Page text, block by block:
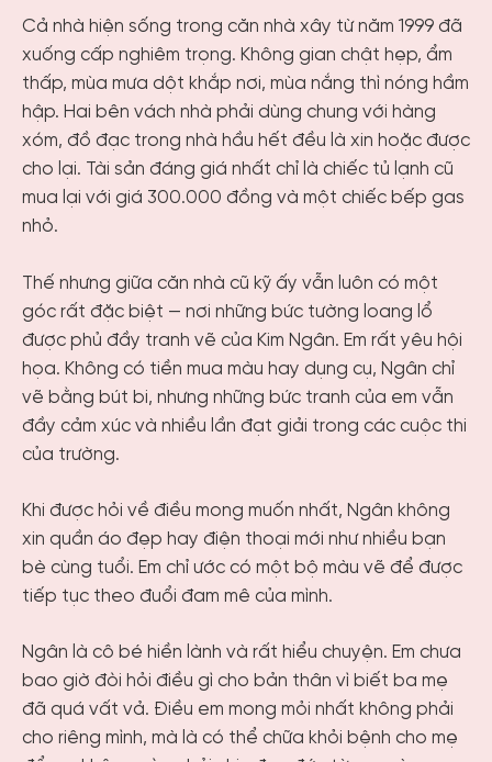
Cả nhà hiện sống trong căn nhà xây từ năm 1999 đã
xuống cấp nghiêm trọng. Không gian chật hẹp, ẩm
thấp, mùa mưa dột khắp nơi, mùa nắng thì nóng hầm
hập. Hai bên vách nhà phải dùng chung với hàng
xóm, đồ đạc trong nhà hầu hết đều là xin hoặc được
cho lại. Tài sản đáng giá nhất chỉ là chiếc tủ lạnh cũ
mua lại với giá 300.000 đồng và một chiếc bếp gas
nhỏ.
Thế nhưng giữa căn nhà cũ kỹ ấy vẫn luôn có một
góc rất đặc biệt — nơi những bức tường loang lổ
được phủ đầy tranh vẽ của Kim Ngân. Em rất yêu hội
họa. Không có tiền mua màu hay dụng cụ, Ngân chỉ
vẽ bằng bút bi, nhưng những bức tranh của em vẫn
đầy cảm xúc và nhiều lần đạt giải trong các cuộc thi
của trường.
Khi được hỏi về điều mong muốn nhất, Ngân không
xin quần áo đẹp hay điện thoại mới như nhiều bạn
bè cùng tuổi. Em chỉ ước có một bộ màu vẽ để được
tiếp tục theo đuổi đam mê của mình.
Ngân là cô bé hiền lành và rất hiểu chuyện. Em chưa
bao giờ đòi hỏi điều gì cho bản thân vì biết ba mẹ
đã quá vất vả. Điều em mong mỏi nhất không phải
cho riêng mình, mà là có thể chữa khỏi bệnh cho mẹ